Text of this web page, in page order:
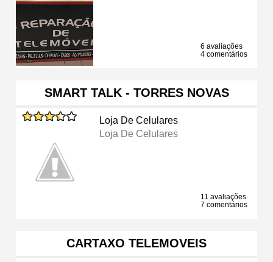
6 avaliações
4 comentários
SMART TALK - TORRES NOVAS
Loja De Celulares
Loja De Celulares
11 avaliações
7 comentários
CARTAXO TELEMOVEIS